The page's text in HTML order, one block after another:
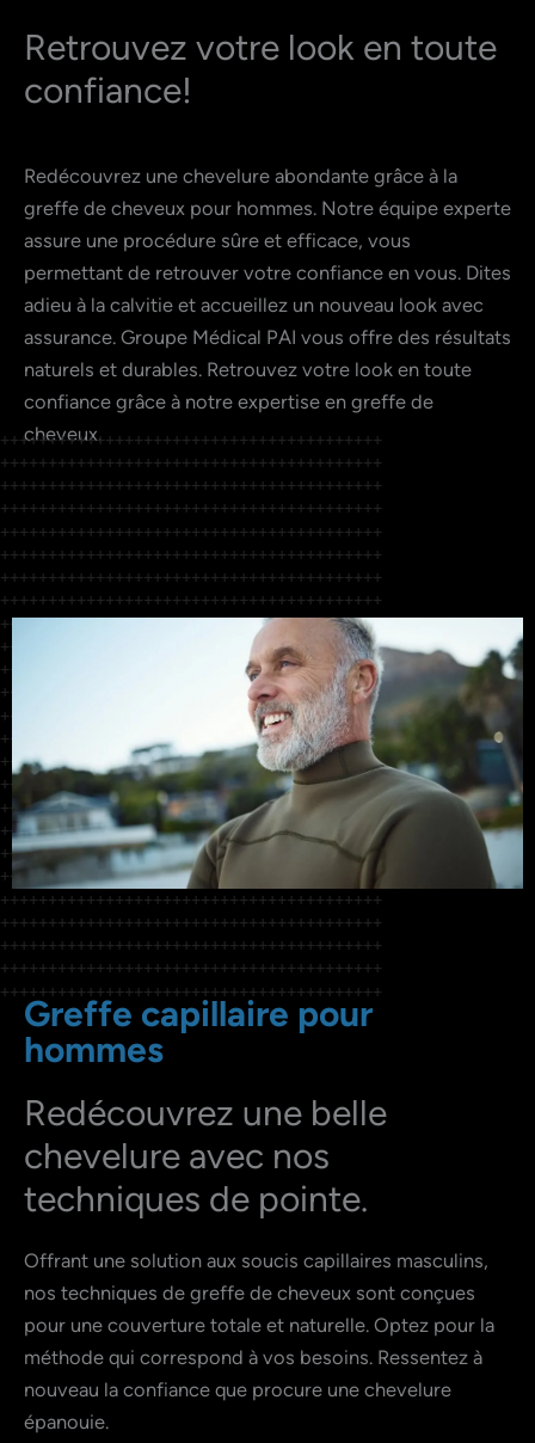
cheveux
pour
hommes
Retrouvez votre look en toute
confiance!
Redécouvrez une chevelure abondante grâce à la
greffe de cheveux pour hommes. Notre équipe experte
assure une procédure sûre et efficace, vous
permettant de retrouver votre confiance en vous. Dites
adieu à la calvitie et accueillez un nouveau look avec
assurance. Groupe Médical PAI vous offre des résultats
naturels et durables. Retrouvez votre look en toute
confiance grâce à notre expertise en greffe de
cheveux.
Greffe capillaire pour
hommes
Redécouvrez une belle
chevelure avec nos
techniques de pointe.
Offrant une solution aux soucis capillaires masculins,
nos techniques de greffe de cheveux sont conçues
pour une couverture totale et naturelle. Optez pour la
méthode qui correspond à vos besoins. Ressentez à
nouveau la confiance que procure une chevelure
épanouie.